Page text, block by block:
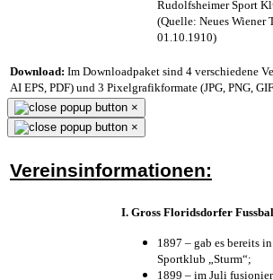
Rudolfsheimer Sport
(Quelle: Neues Wiener
01.10.1910)
Download: Im Downloadpaket sind 4 verschiedene
AI EPS, PDF) und 3 Pixelgrafikformate (JPG, PNG,
×
×
Vereinsinformationen:
I. Gross Floridsdorfer
1897 – gab es bereits
Sportklub „Sturm“;
1899 – im Juli